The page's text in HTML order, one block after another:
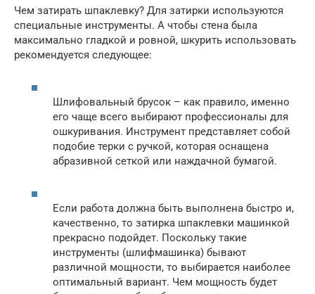
Чем затирать шпаклевку? Для затирки используются
специальные инструменты. А чтобы стена была
максимально гладкой и ровной, шкурить использовать
рекомендуется следующее:
Шлифовальный брусок – как правило, именно
его чаще всего выбирают профессионалы для
ошкуривания. Инструмент представляет собой
подобие терки с ручкой, которая оснащена
абразивной сеткой или наждачной бумагой.
Если работа должна быть выполнена быстро и,
качественно, то затирка шпаклевки машинкой
прекрасно подойдет. Поскольку такие
инструменты (шлифмашинка) бывают
различной мощности, то выбирается наиболее
оптимальный вариант. Чем мощность будет